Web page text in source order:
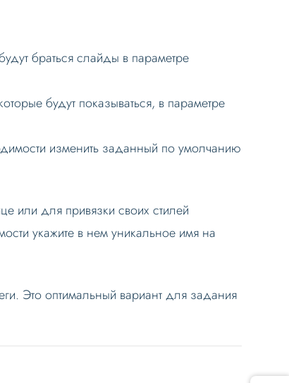
браться слайды в параметре
будут показываться, в параметре
изменить заданный по умолчанию
или для привязки своих стилей
укажите в нем уникальное имя на
Это оптимальный вариант для задания